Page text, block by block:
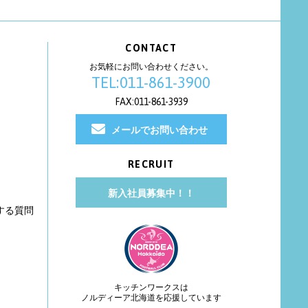
る質問
CONTACT
お気軽にお問い合わせください。
TEL:011-861-3900
FAX:011-861-3939
メールでお問い合わせ
RECRUIT
新入社員募集中！！
キッチンワークスは
ノルディーア北海道を応援しています